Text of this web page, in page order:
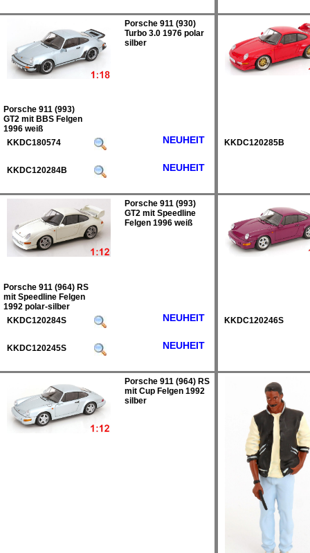
Porsche 911 (930)
Turbo 3.0 1976 polar
silber
Porsche 911 (993)
GT2 mit BBS Felgen
1996 weiß
KKDC180574
NEUHEIT KKDC120285B
KKDC120284B NEUHEIT
Porsche 911 (993)
GT2 mit Speedline
Felgen 1996 weiß
Porsche 911 (964) RS
mit Speedline Felgen
1992 polar-silber
KKDC120284S
NEUHEIT KKDC120246S
KKDC120245S NEUHEIT
Porsche 911 (964) RS
mit Cup Felgen 1992
silber